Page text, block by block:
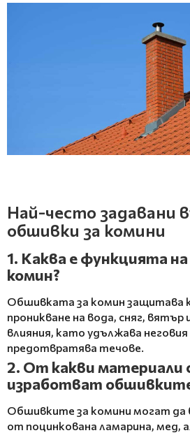
Най-често задавани
обшивки за комини
1. Каква е функцията
комин?
Обшивката за комин защитава
проникване на вода, сняг,
влияния, като удължава
предотвратява течове.
2. От какви материали
изработват
Обшивките за комини могат да
от поцинкована ламарина, мед,